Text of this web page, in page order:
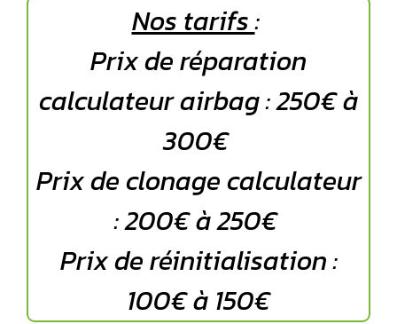
Nos tarifs:
Prix de réparation
calculateur airbag : 250€ à
300€
Prix de clonage calculateur
: 200€ à 250€
Prix de réinitialisation :
100€ à 150€